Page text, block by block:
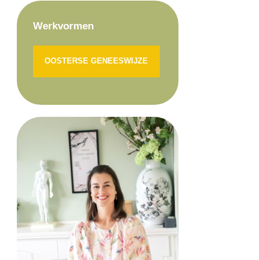
Werkvormen
OOSTERSE GENEESWIJZE